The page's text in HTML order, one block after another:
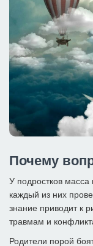
Почему
У подростков
каждый из них
знание приводит к
травмам и
Родители порой